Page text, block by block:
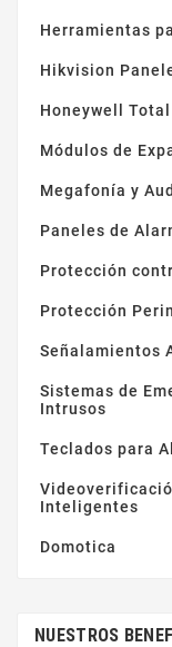
Herramientas
Hikvision
Honeywell
Módulos de
Megafonía y
Paneles de
Protección
Protección
Señalamientos
Sistemas de
Intrusos
Teclados para
Inteligentes
Domotica
NUESTROS